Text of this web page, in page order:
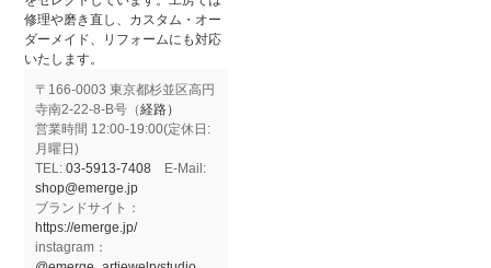
修理や磨き直し、カスタム・オー
ダーメイド、リフォームにも対応
いたします。
〒166-0003 東京都杉並区高円
寺南2-22-8-B号（経路）
営業時間 12:00-19:00(定休日:
月曜日)
TEL:03-5913-7408 E-Mail:
shop@emerge.jp
ブランドサイト：
https://emerge.jp/
instagram：